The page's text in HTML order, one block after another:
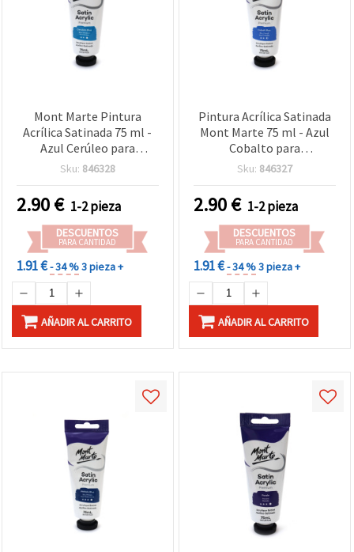
Mont Marte Pintura
Acrílica Satinada 75 ml -
Azul Cerúleo para
Manualidades
Sku: 846328
2.90€ 1-2 pieza
DESCUENTOS
PARA CANTIDAD
1.91 €- 34 %3 pieza +
AÑADIR AL CARRITO
Pintura Acrílica Satinada
Mont Marte 75 ml - Azul
Cobalto para
Manualidades
Sku: 846327
2.90€ 1-2 pieza
DESCUENTOS
PARA CANTIDAD
1.91 €- 34 %3 pieza +
AÑADIR AL CARRITO